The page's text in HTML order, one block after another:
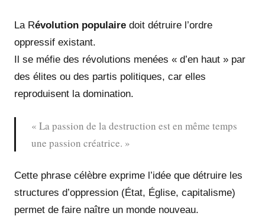
La Révolution populaire doit détruire l’ordre
oppressif existant.
Il se méfie des révolutions menées « d’en haut » par
des élites ou des partis politiques, car elles
reproduisent la domination.
« La passion de la destruction est en même temps
une passion créatrice. »
Cette phrase célèbre exprime l’idée que détruire les
structures d’oppression (État, Église, capitalisme)
permet de faire naître un monde nouveau.